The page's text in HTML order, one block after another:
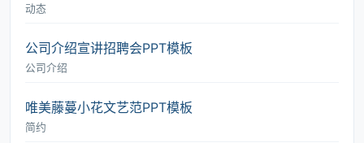
动态
公司介绍宣讲招聘会PPT模板
公司介绍
唯美藤蔓小花文艺范PPT模板
简约